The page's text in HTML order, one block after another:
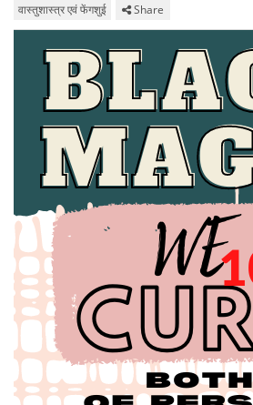
वास्तुशास्त्र एवं फेंगशुई Share